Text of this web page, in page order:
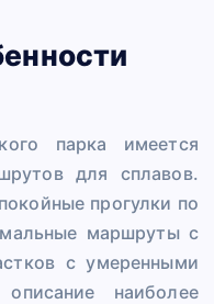
парка имеется
для сплавов.
прогулки по
маршруты с
с умеренными
наиболее